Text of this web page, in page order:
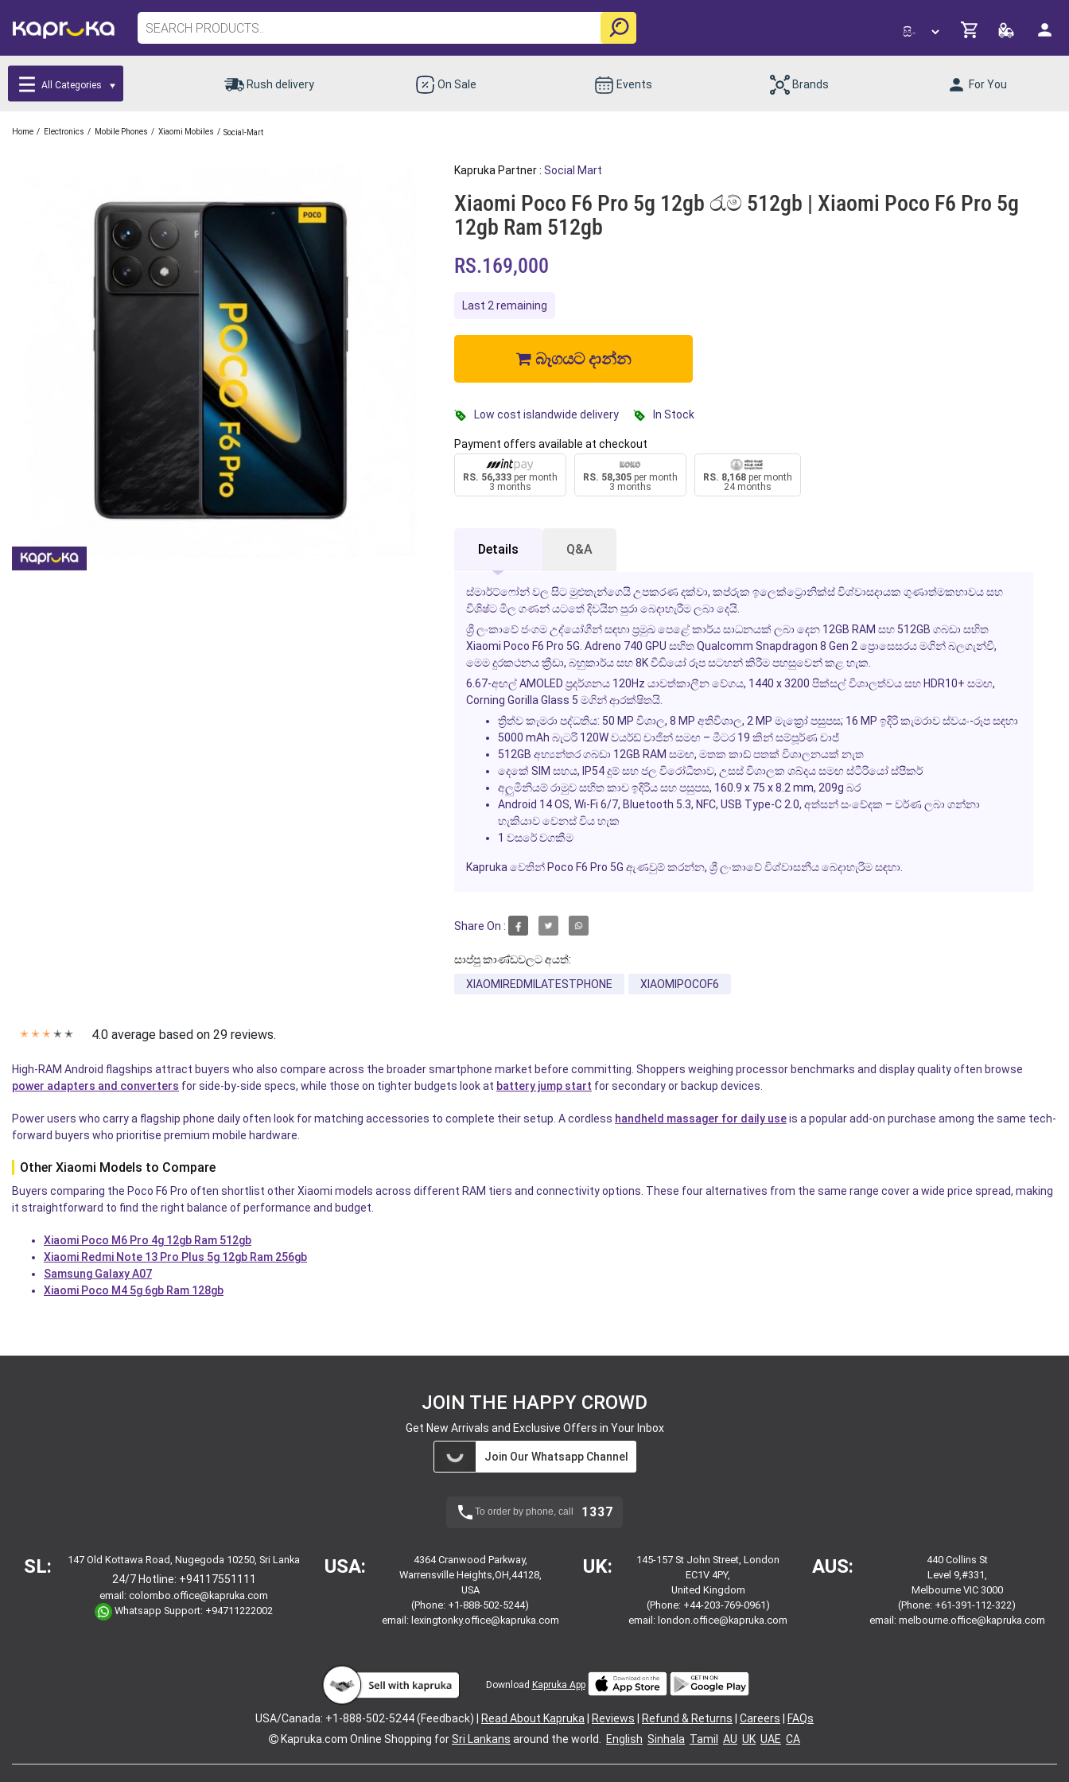
All Categories Rush delivery On Sale Events Brands For You
Home / Electronics / Mobile Phones / Xiaomi Mobiles / Social-Mart
Kapruka Partner : Social Mart
Xiaomi Poco F6 Pro 5g 12gb රැම් 512gb | Xiaomi Poco F6 Pro 5g
12gb Ram 512gb
RS.169,000
Last 2 remaining
බෑගයට දාන්න
Low cost islandwide delivery In Stock
Payment offers available at checkout
RS. 56,333per month
3 months
RS. 58,305per month
3 months
RS. 8,168per month
24 months
Details Q&A
ස්මාර්ට්ෆෝන් වල සිට මුළුතැන්ගෙයි උපකරණ දක්වා, කප්රුක ඉලෙක්ට්‍රොනික්ස් විශ්වාසදායක ගුණාත්මකභාවය සහ
විශිෂ්ට මිල ගණන් යටතේ දිවයින පුරා බෙදාහැරීම ලබා දෙයි.
ශ්‍රී ලංකාවේ ජංගම උද්යෝගීන් සඳහා ප්‍රමුඛ පෙළේ කාර්ය සාධනයක් ලබා දෙන 12GB RAM සහ 512GB ගබඩා සහිත
Xiaomi Poco F6 Pro 5G. Adreno 740 GPU සහිත Qualcomm Snapdragon 8 Gen 2 ප්‍රොසෙසරය මගින් බලගැන්වී,
මෙම දුරකථනය ක්‍රීඩා, බහුකාර්ය සහ 8K වීඩියෝ රූප සටහන් කිරීම පහසුවෙන් කළ හැක.
6.67-අඟල් AMOLED ප්‍රදර්ශනය 120Hz යාවත්කාලීන වේගය, 1440 x 3200 පික්සල් විශාලත්වය සහ HDR10+ සමඟ,
Corning Gorilla Glass 5 මගින් ආරක්ෂිතයි.
ත්‍රිත්ව කැමරා පද්ධතිය: 50 MP විශාල, 8 MP අතිවිශාල, 2 MP මැක්‍රෝ පසුපස; 16 MP ඉදිරි කැමරාව ස්වයං-රූප සඳහා
5000 mAh බැටරි 120W වයර්ඩ් චාජින් සමඟ – මීටර 19 කින් සම්පූර්ණ චාජ්
512GB අභ්‍යන්තර ගබඩා 12GB RAM සමඟ, මතක කාඩ් පතක් විශාලනයක් නැත
දෙකේ SIM සහය, IP54 දුම් සහ ජල විරෝධීතාව, උසස් විශාලක ශබ්දය සමඟ ස්ටීරියෝ ස්පීකර්
අලුමිනියම් රාමුව සහිත කාච ඉදිරිය සහ පසුපස, 160.9 x 75 x 8.2 mm, 209g බර
Android 14 OS, Wi-Fi 6/7, Bluetooth 5.3, NFC, USB Type-C 2.0, අත්සන් සංවේදක – වර්ණ ලබා ගන්නා
හැකියාව වෙනස් විය හැක
1 වසරේ වගකීම
Kapruka වෙතින් Poco F6 Pro 5G ඇණවුම් කරන්න, ශ්‍රී ලංකාවේ විශ්වාසනීය බෙදාහැරීම සඳහා.
Share On :
සාප්පු කාණ්ඩවලට අයත්:
XIAOMIREDMILATESTPHONE
XIAOMIPOCOF6
✭ ✭ ✭ ✭ ✭ 4.0 average based on 29 reviews.
High-RAM Android flagships attract buyers who also compare across the broader smartphone market before committing. Shoppers weighing processor benchmarks and display quality often browse
power adapters and converters for side-by-side specs, while those on tighter budgets look at battery jump start for secondary or backup devices.
Power users who carry a flagship phone daily often look for matching accessories to complete their setup. A cordless handheld massager for daily useis a popular add-on purchase among the same tech-
forward buyers who prioritise premium mobile hardware.
Other Xiaomi Models to Compare
Buyers comparing the Poco F6 Pro often shortlist other Xiaomi models across different RAM tiers and connectivity options. These four alternatives from the same range cover a wide price spread, making
it straightforward to find the right balance of performance and budget.
Xiaomi Poco M6 Pro 4g 12gb Ram 512gb
Xiaomi Redmi Note 13 Pro Plus 5g 12gb Ram 256gb
Samsung Galaxy A07
Xiaomi Poco M4 5g 6gb Ram 128gb
JOIN THE HAPPY CROWD
Get New Arrivals and Exclusive Offers in Your Inbox
Join Our Whatsapp Channel
To order by phone, call 1337
SL: 147 Old Kottawa Road, Nugegoda 10250, Sri Lanka
24/7 Hotline: +94117551111
email:colombo.office@kapruka.com
Whatsapp Support: +94711222002
USA:
4364 Cranwood Parkway,
Warrensville Heights,OH,44128,
USA
(Phone: +1-888-502-5244)
email: lexingtonky.office@kapruka.com
UK:
145-157 St John Street, London
EC1V 4PY,
United Kingdom
(Phone: +44-203-769-0961)
email: london.office@kapruka.com
AUS:
440 Collins St
Level 9,#331,
Melbourne VIC 3000
(Phone: +61-391-112-322)
email: melbourne.office@kapruka.com
Download Kapruka App
USA/Canada: +1-888-502-5244 (Feedback) | Read About Kapruka Reviews Refund & Returns Careers
FAQs
Kapruka.com Online Shopping forSri Lankans around the world. English Sinhala Tamil AU UK UAE CA